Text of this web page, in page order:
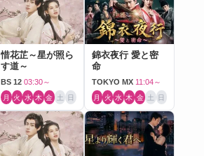
惜花芷～星が照ら
す道～
BS 12 03:30～
月 火 水 木 金 土 日
錦衣夜行 愛と密
命
TOKYO MX 11:04～
月 火 水 木 金 土 日